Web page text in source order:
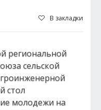
В закладки
региональной
сельской
стол
молодежи на